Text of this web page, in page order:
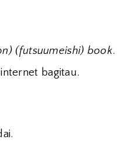
(futsuumeishi) book.
bagitau.